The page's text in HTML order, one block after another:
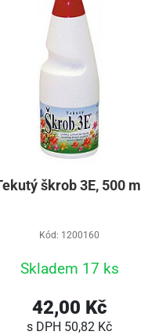
škrob 3E, 500 ml
Kód: 1200160
Skladem 17 ks
42,00 Kč
s DPH 50,82 Kč